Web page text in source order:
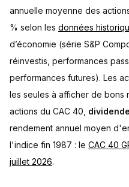
annuelle moyenne des
% selon les données
d’économie (série S&P
réinvestis, performances
performances futures). Les
les seules à afficher de bons
actions du CAC 40,
rendement annuel moyen
l'indice fin 1987 : le CAC 40
juillet 2026.